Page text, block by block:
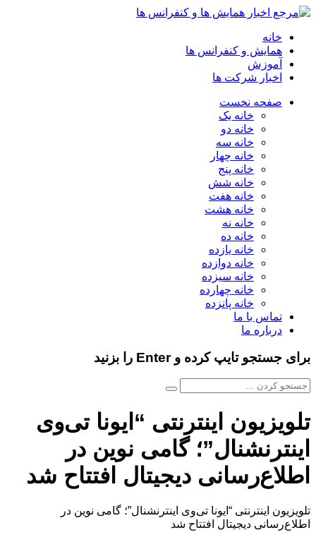
خانه
همایش و کنفرانس ها
آموزش
اخبار شرکت ها
صفحه نخست
خانه یک
خانه دو
خانه سه
خانه چهار
خانه پنج
خانه شش
خانه هفت
خانه هشت
خانه نه
خانه ده
خانه یازده
خانه دوازده
خانه سیزده
خانه چهارده
خانه پانزده
تماس با ما
درباره ما
برای جستجو تایپ کرده و Enter را بزنید
تلویزیون اینترنتی “ایونا تی‌وی
اینترنشنال”؛ گامی نوین در
اطلاع‌رسانی دیجیتال افتتاح شد
تلویزیون اینترنتی “ایونا تی‌وی اینترنشنال”؛ گامی نوین در
اطلاع‌رسانی دیجیتال افتتاح شد